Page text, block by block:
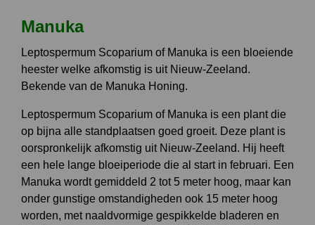
Manuka
Leptospermum Scoparium of Manuka is een bloeiende
heester welke afkomstig is uit Nieuw-Zeeland.
Bekende van de Manuka Honing.
Leptospermum Scoparium of Manuka is een plant die
op bijna alle standplaatsen goed groeit. Deze plant is
oorspronkelijk afkomstig uit Nieuw-Zeeland. Hij heeft
een hele lange bloeiperiode die al start in februari. Een
Manuka wordt gemiddeld 2 tot 5 meter hoog, maar kan
onder gunstige omstandigheden ook 15 meter hoog
worden, met naaldvormige gespikkelde bladeren en